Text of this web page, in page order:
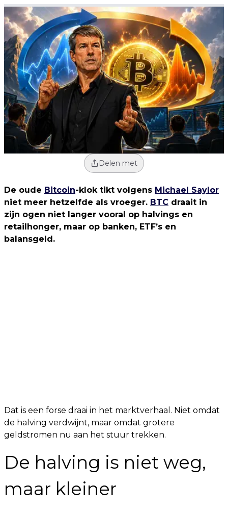
Delen met
De oude Bitcoin-klok tikt volgens Michael Saylor
niet meer hetzelfde als vroeger. BTC draait in
zijn ogen niet langer vooral op halvings en
retailhonger, maar op banken, ETF’s en
balansgeld.
Dat is een forse draai in het marktverhaal. Niet omdat
de halving verdwijnt, maar omdat grotere
geldstromen nu aan het stuur trekken.
De halving is niet weg,
maar kleiner